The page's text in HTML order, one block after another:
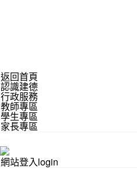
返回首頁
認識建德
行政服務
教師專區
學生專區
家長專區
網站登入login